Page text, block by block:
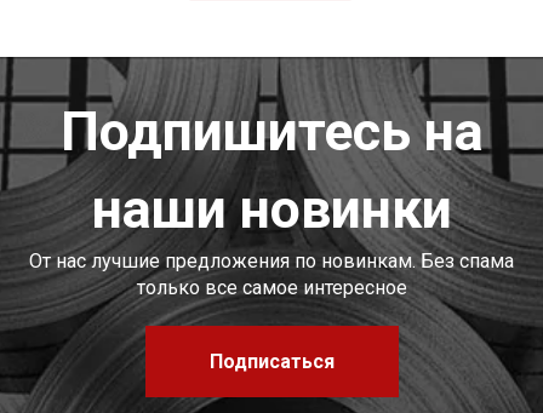
Подпишитесь на
наши новинки
От нас лучшие предложения по новинкам. Без спама
только все самое интересное
Подписаться